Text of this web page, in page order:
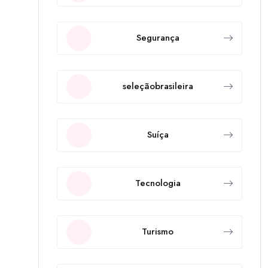
Segurança
seleçãobrasileira
Suíça
Tecnologia
Turismo